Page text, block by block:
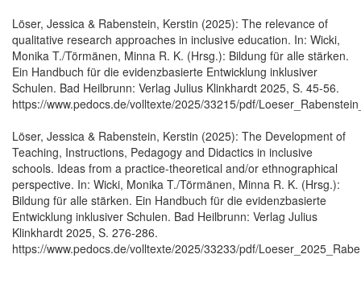
Löser, Jessica & Rabenstein, Kerstin (2025): The relevance of
qualitative research approaches in inclusive education. In: Wicki,
Monika T./Törmänen, Minna R. K. (Hrsg.): Bildung für alle stärken.
Ein Handbuch für die evidenzbasierte Entwicklung inklusiver
Schulen. Bad Heilbrunn: Verlag Julius Klinkhardt 2025, S. 45-56.
https://www.pedocs.de/volltexte/2025/33215/pdf/
Löser, Jessica & Rabenstein, Kerstin (2025): The Development of
Teaching, Instructions, Pedagogy and Didactics in inclusive
schools. Ideas from a practice-theoretical and/or ethnographical
perspective. In: Wicki, Monika T./Törmänen, Minna R. K. (Hrsg.):
Bildung für alle stärken. Ein Handbuch für die evidenzbasierte
Entwicklung inklusiver Schulen. Bad Heilbrunn: Verlag Julius
Klinkhardt 2025, S. 276-286.
https://www.pedocs.de/volltexte/2025/33233/pdf/